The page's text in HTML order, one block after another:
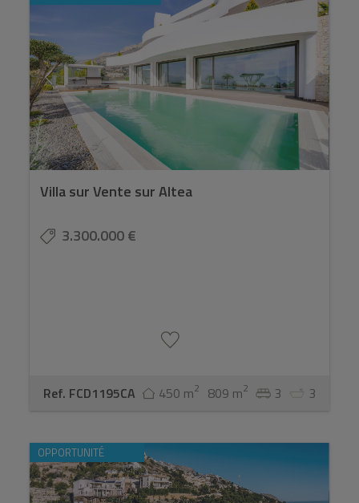
Villa sur Vente sur Altea
3.300.000 €
Ref. FCD1195CA 450 m2 809 m2 3 3
OPPORTUNITÉ